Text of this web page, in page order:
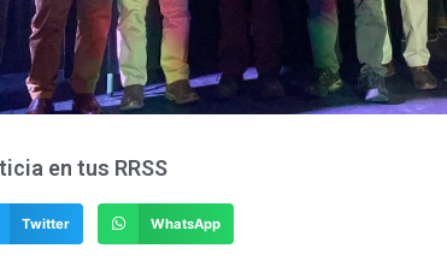
en tus RRSS
Twitter WhatsApp